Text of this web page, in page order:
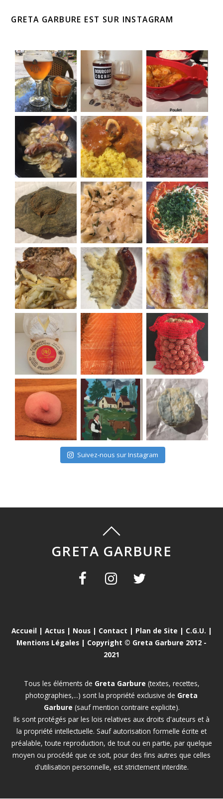
GRETA GARBURE EST SUR INSTAGRAM
Suivez-nous sur Instagram
GRETA GARBURE
Accueil | Actus| Nous| Contact | Plan de Site | C.G.U. |
Mentions Légales | Copyright © Greta Garbure 2012 -
2021
Tous les éléments de Greta Garbure (textes, recettes,
photographies,...) sont la propriété exclusive de Greta
Garbure (sauf mention contraire explicite).
Ils sont protégés par les lois relatives aux droits d'auteurs et à
la propriété intellectuelle. Sauf autorisation formelle écrite et
préalable, toute reproduction, de tout ou en partie, par quelque
moyen ou procédé que ce soit, pour des fins autres que celles
d'utilisation personnelle, est strictement interdite.